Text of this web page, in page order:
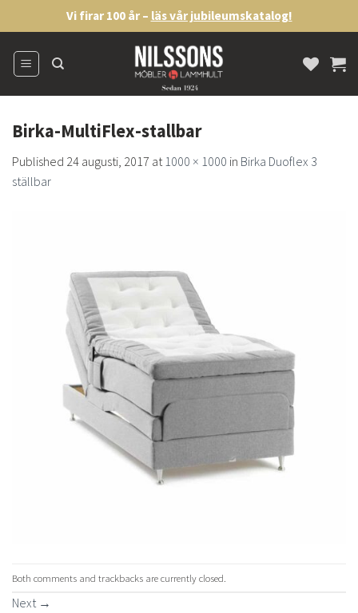
to
content
Vi firar 100 år – läs vår jubileumskatalog!
Birka-MultiFlex-stallbar
Published 24 augusti, 2017 at1000 × 1000 in Birka Duoflex 3
ställbar
Both comments and trackbacks are currently closed.
Next →